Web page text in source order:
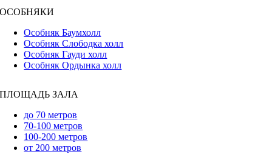
ОСОБНЯКИ
Особняк Баумхолл
Особняк Слободка холл
Особняк Гауди холл
Особняк Ордынка холл
ПЛОЩАДЬ ЗАЛА
до 70 метров
70-100 метров
100-200 метров
от 200 метров